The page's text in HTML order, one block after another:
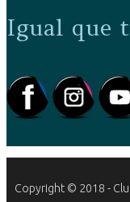
Igual que
Copyright © 2018 -